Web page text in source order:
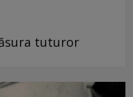
tuturor